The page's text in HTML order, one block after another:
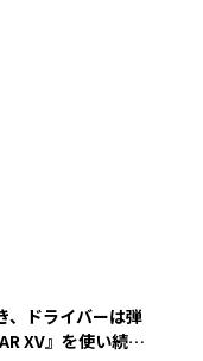
、ドライバーは弾
XV』を使い続け